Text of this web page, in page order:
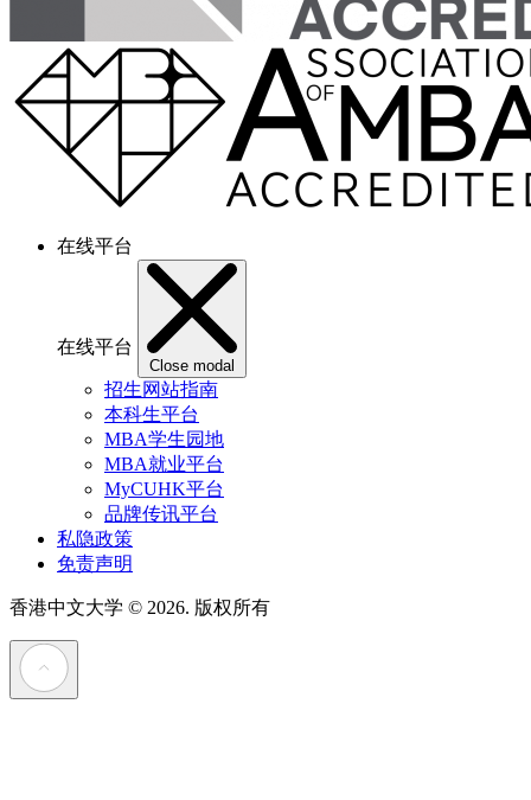
在线平台
在线平台
Close modal
招生网站指南
本科生平台
MBA学生园地
MBA就业平台
MyCUHK平台
品牌传讯平台
私隐政策
免责声明
香港中文大学 © 2026. 版权所有